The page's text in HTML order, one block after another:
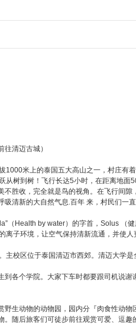
清迈古城）
米上的泰国五大高山之一，村庄有
树到树！飞行长达5小时，在距离地
胜收，完全就是鸟的视角。在飞行间
清新的大自然气息.百年 来，村民们一直
Health by water）的字首，Solus （
子环境，让空气保持清新流通，并使人
区位于泰国清迈市西郊。清迈大学是
个学院。大家下车时都要跟司机说谢
动物的动物园，园内分『肉食性动物
随后旅客们可徒步前往观赏可爱、逗趣